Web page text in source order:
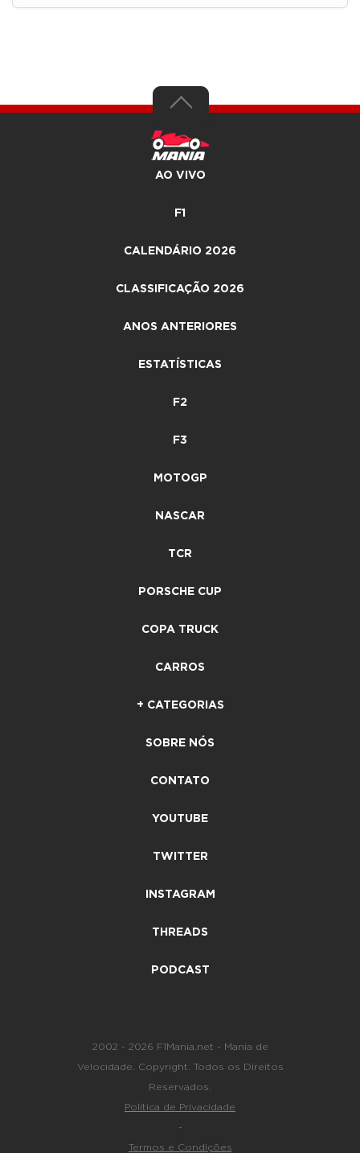
AO VIVO
F1
CALENDÁRIO 2026
CLASSIFICAÇÃO 2026
ANOS ANTERIORES
ESTATÍSTICAS
F2
F3
MOTOGP
NASCAR
TCR
PORSCHE CUP
COPA TRUCK
CARROS
+ CATEGORIAS
SOBRE NÓS
CONTATO
YOUTUBE
TWITTER
INSTAGRAM
THREADS
PODCAST
2002 - 2026 F1Mania.net - Mania de
Velocidade. Copyright. Todos os Direitos
Reservados.
Política de Privacidade
-
Termos e Condições